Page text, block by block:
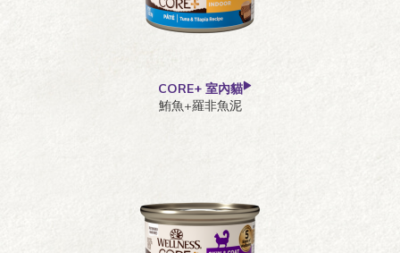
CORE+ 室內貓
鮪魚+羅非魚泥